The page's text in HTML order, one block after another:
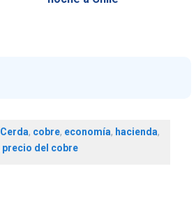
Cerda, cobre, economía, hacienda,
precio del cobre